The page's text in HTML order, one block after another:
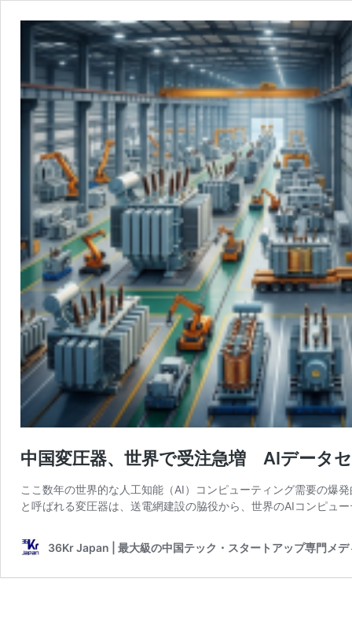
中国変圧器、世界で受注急増 AIデータ
ここ数年の世界的な人工知能（AI）コンピューティング需要の爆
と呼ばれる変圧器は、送電網建設の脇役から、世界のAIコンピュ
36Kr Japan | 最大級の中国テック・スタートアップ専門メデ